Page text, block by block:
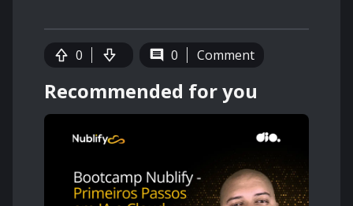
0 0 Comment
Recommended for you